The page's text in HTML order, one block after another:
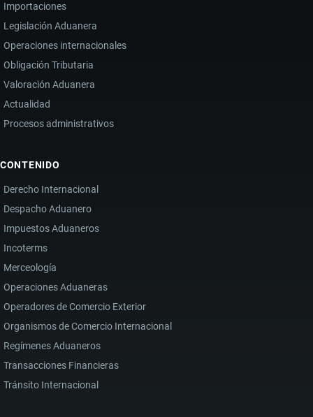
Importaciones
Legislación Aduanera
Operaciones internacionales
Obligación Tributaria
Valoración Aduanera
Actualidad
Procesos administrativos
CONTENIDO
Derecho Internacional
Despacho Aduanero
Impuestos Aduaneros
Incoterms
Merceología
Operaciones Aduaneras
Operadores de Comercio Exterior
Organismos de Comercio Internacional
Regímenes Aduaneros
Transacciones Financieras
Tránsito Internacional